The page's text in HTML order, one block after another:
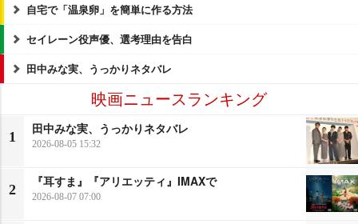
自宅で「温泉卵」を簡単に作る方法
セイレーン役声優、選考理由を告白
田中みな実、うっかりネタバレ
映画ニュースランキング
1
田中みな実、うっかりネタバレ
2026-08-05 15:32
2
『耳すま』『アリエッティ』IMAXで
2026-08-07 07:00